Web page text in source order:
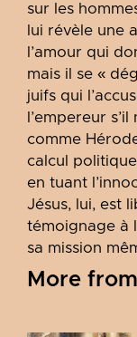
sur les
lui révèle une
l’amour qui
mais il se «
juifs qui
l’empereur
comme
calcul
en tuant
Jésus, lui, est
témoignage à
sa mission
More